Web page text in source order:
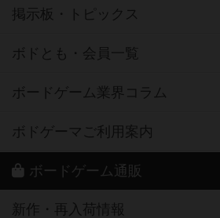
掲示板・トピックス
ボドとも・会員一覧
ボードゲーム業界コラム
ボドゲーマご利用案内
ボードゲーム通販
新作・再入荷情報